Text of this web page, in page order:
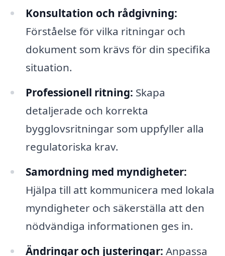
Konsultation och rådgivning:
Förståelse för vilka ritningar och
dokument som krävs för din specifika
situation.
Professionell ritning: Skapa
detaljerade och korrekta
bygglovsritningar som uppfyller alla
regulatoriska krav.
Samordning med myndigheter:
Hjälpa till att kommunicera med lokala
myndigheter och säkerställa att den
nödvändiga informationen ges in.
Ändringar och justeringar: Anpassa